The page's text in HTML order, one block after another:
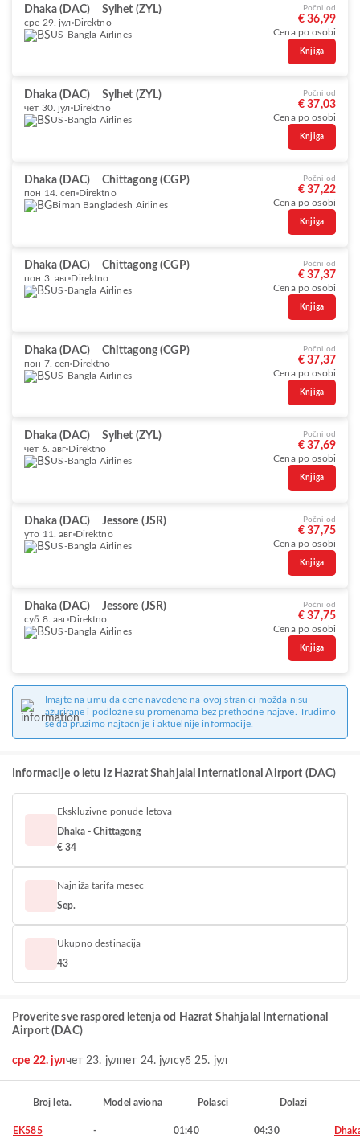
Dhaka (DAC) Sylhet (ZYL)
сре 29. јул Direktno
US-Bangla Airlines
Počni od
€ 36,99
Cena po osobi
Knjiga
Dhaka (DAC) Sylhet (ZYL)
чет 30. јул Direktno
US-Bangla Airlines
Počni od
€ 37,03
Cena po osobi
Knjiga
Dhaka (DAC) Chittagong (CGP)
пон 14. сеп Direktno
Biman Bangladesh Airlines
Počni od
€ 37,22
Cena po osobi
Knjiga
Dhaka (DAC) Chittagong (CGP)
пон 3. авг Direktno
US-Bangla Airlines
Počni od
€ 37,37
Cena po osobi
Knjiga
Dhaka (DAC) Chittagong (CGP)
пон 7. сеп Direktno
US-Bangla Airlines
Počni od
€ 37,37
Cena po osobi
Knjiga
Dhaka (DAC) Sylhet (ZYL)
чет 6. авг Direktno
US-Bangla Airlines
Počni od
€ 37,69
Cena po osobi
Knjiga
Dhaka (DAC) Jessore (JSR)
уто 11. авг Direktno
US-Bangla Airlines
Počni od
€ 37,75
Cena po osobi
Knjiga
Dhaka (DAC) Jessore (JSR)
суб 8. авг Direktno
US-Bangla Airlines
Počni od
€ 37,75
Cena po osobi
Knjiga
Imajte na umu da cene navedene na ovoj stranici možda nisu
ažurirane i podložne su promenama bez prethodne najave. Trudimo
se da pružimo najtačnije i aktuelnije informacije.
Informacije o letu iz Hazrat Shahjalal International Airport (DAC)
Ekskluzivne ponude letova
Dhaka - Chittagong
€ 34
Najniža tarifa mesec
Sep.
Ukupno destinacija
43
Proverite sve raspored letenja od Hazrat Shahjalal International
Airport (DAC)
сре 22. јулчет 23. јулпет 24. јулсуб 25. јул
Broj leta. Model aviona Polasci Dolazi
EK585 - 01:40 04:30